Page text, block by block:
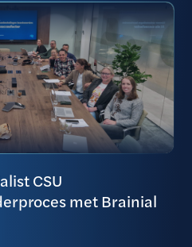
CSU
met Brainial